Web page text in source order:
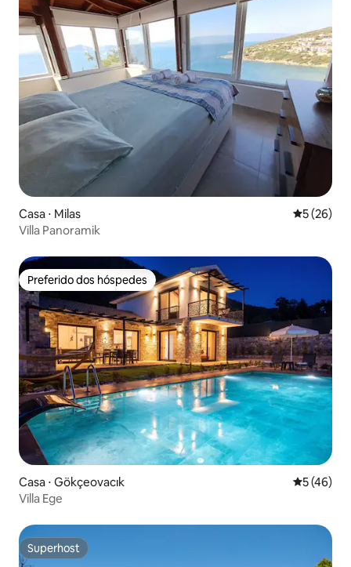
Casa ⋅ Milas 5 de uma
5 (26)
Villa Panoramik
Preferido dos hóspedes
Preferido dos hóspedes
Casa ⋅ Gökçeovacık 5 de uma
5 (46)
Villa Ege
Superhost
Superhost